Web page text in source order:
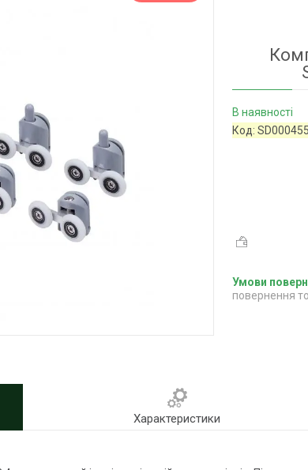
В наявності
Код:
повернення
Характеристики